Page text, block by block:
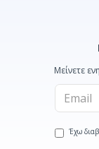
Μείνετε
Έχω